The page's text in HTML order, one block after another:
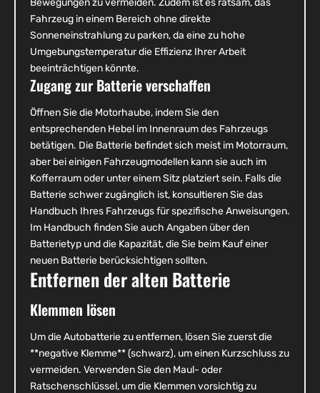
Fahrzeug in einem Bereich ohne direkte
Sonneneinstrahlung zu parken, da eine zu hohe
Umgebungstemperatur die Effizienz Ihrer Arbeit
beeinträchtigen könnte.
Zugang zur Batterie verschaffen
Öffnen Sie die Motorhaube, indem Sie den
entsprechenden Hebel im Innenraum des Fahrzeugs
betätigen. Die Batterie befindet sich meist im Motorraum,
aber bei einigen Fahrzeugmodellen kann sie auch im
Kofferraum oder unter einem Sitz platziert sein. Falls die
Batterie schwer zugänglich ist, konsultieren Sie das
Handbuch Ihres Fahrzeugs für spezifische Anweisungen.
Im Handbuch finden Sie auch Angaben über den
Batterietyp und die Kapazität, die Sie beim Kauf einer
neuen Batterie berücksichtigen sollten.
Entfernen der alten Batterie
Klemmen lösen
Um die Autobatterie zu entfernen, lösen Sie zuerst die
**negative Klemme** (schwarz), um einen Kurzschluss zu
vermeiden. Verwenden Sie den Maul- oder
Ratschenschlüssel, um die Klemmen vorsichtig zu